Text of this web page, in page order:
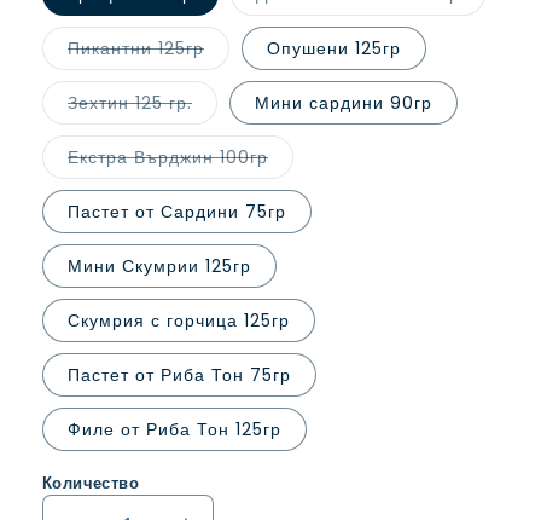
е
Пикантни 125грВариантът
е
изчерпан
или
неналичен.
Опушени 125гр
Зехтин 125 гр.Вариантът
е
изчерпан
или
неналичен.
Мини сардини 90гр
Екстра Върджин 100грВариантът
е
изчерпан
или
неналичен.
Пастет от Сардини 75гр
Мини Скумрии 125гр
Скумрия с горчица 125гр
Пастет от Риба Тон 75гр
Филе от Риба Тон 125гр
Количество